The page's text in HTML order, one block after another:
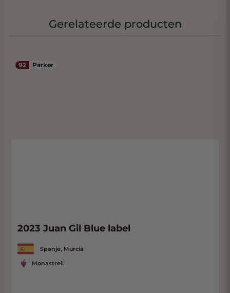
geopend, kan hij tot vijf dagen in de koelkast
consumeren bij een temperatuur tussen 14
°C en 16 °C.
Gerelateerde producten
92 Parker
2023 Juan Gil Blue label
Spanje, Murcia
Monastrell